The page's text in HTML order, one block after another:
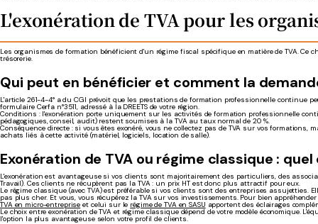
L'exonération de TVA pour les
Les organismes de formation bénéficient d'un régime fiscal spécifique en matière de TVA. Ce
trésorerie.
Qui peut en bénéficier et comment la
L'article 261-4-4° a du CGI prévoit que les prestations de formation professionnelle continue
formulaire Cerfa n°3511, adressé à la DREETS de votre région.
Conditions : l'exonération porte uniquement sur les activités de formation professionnelle
pédagogiques, conseil, audit) restent soumises à la TVA au taux normal de 20 %.
Conséquence directe : si vous êtes exonéré, vous ne collectez pas de TVA sur vos formations,
achats liés à cette activité (matériel, logiciels, location de salle).
Exonération de TVA ou régime classique :
L'exonération est avantageuse si vos clients sont majoritairement des particuliers, des
Travail). Ces clients ne récupèrent pas la TVA : un prix HT est donc plus attractif pour eux.
Le régime classique (avec TVA) est préférable si vos clients sont des entreprises assujetties.
pas plus cher. Et vous, vous récupérez la TVA sur vos investissements. Pour bien
TVA en micro-entreprise et celui sur le régime de TVA en SASU apportent des éclairages
Le choix entre exonération de TVA et régime classique dépend de votre modèle économique.
l'option la plus avantageuse selon votre profil de clients.